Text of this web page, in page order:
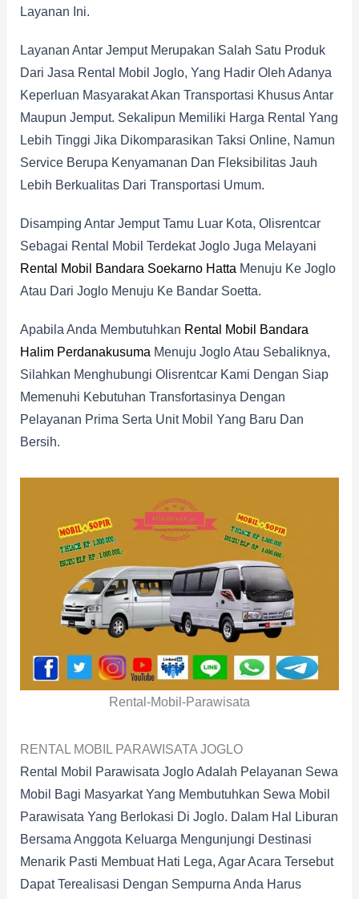
Layanan Ini.
Layanan Antar Jemput Merupakan Salah Satu Produk
Dari Jasa Rental Mobil Joglo, Yang Hadir Oleh Adanya
Keperluan Masyarakat Akan Transportasi Khusus Antar
Maupun Jemput. Sekalipun Memiliki Harga Rental Yang
Lebih Tinggi Jika Dikomparasikan Taksi Online, Namun
Service Berupa Kenyamanan Dan Fleksibilitas Jauh
Lebih Berkualitas Dari Transportasi Umum.
Disamping Antar Jemput Tamu Luar Kota, Olisrentcar
Sebagai Rental Mobil Terdekat Joglo Juga Melayani
Rental Mobil Bandara Soekarno Hatta Menuju Ke Joglo
Atau Dari Joglo Menuju Ke Bandar Soetta.
Apabila Anda Membutuhkan Rental Mobil Bandara
Halim Perdanakusuma Menuju Joglo Atau Sebaliknya,
Silahkan Menghubungi Olisrentcar Kami Dengan Siap
Memenuhi Kebutuhan Transfortasinya Dengan
Pelayanan Prima Serta Unit Mobil Yang Baru Dan
Bersih.
Rental-Mobil-Parawisata
RENTAL MOBIL PARAWISATA JOGLO
Rental Mobil Parawisata Joglo Adalah Pelayanan Sewa
Mobil Bagi Masyarkat Yang Membutuhkan Sewa Mobil
Parawisata Yang Berlokasi Di Joglo. Dalam Hal Liburan
Bersama Anggota Keluarga Mengunjungi Destinasi
Menarik Pasti Membuat Hati Lega, Agar Acara Tersebut
Dapat Terealisasi Dengan Sempurna Anda Harus